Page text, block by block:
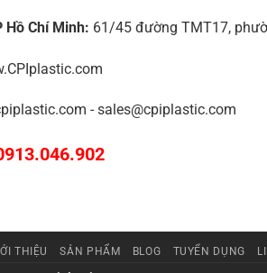
Hồ Chí Minh: 61/45 đường TMT17,
- sales@cpiplastic.com
THIỆU SẢN PHẨM BLOG TUYỂN DỤNG